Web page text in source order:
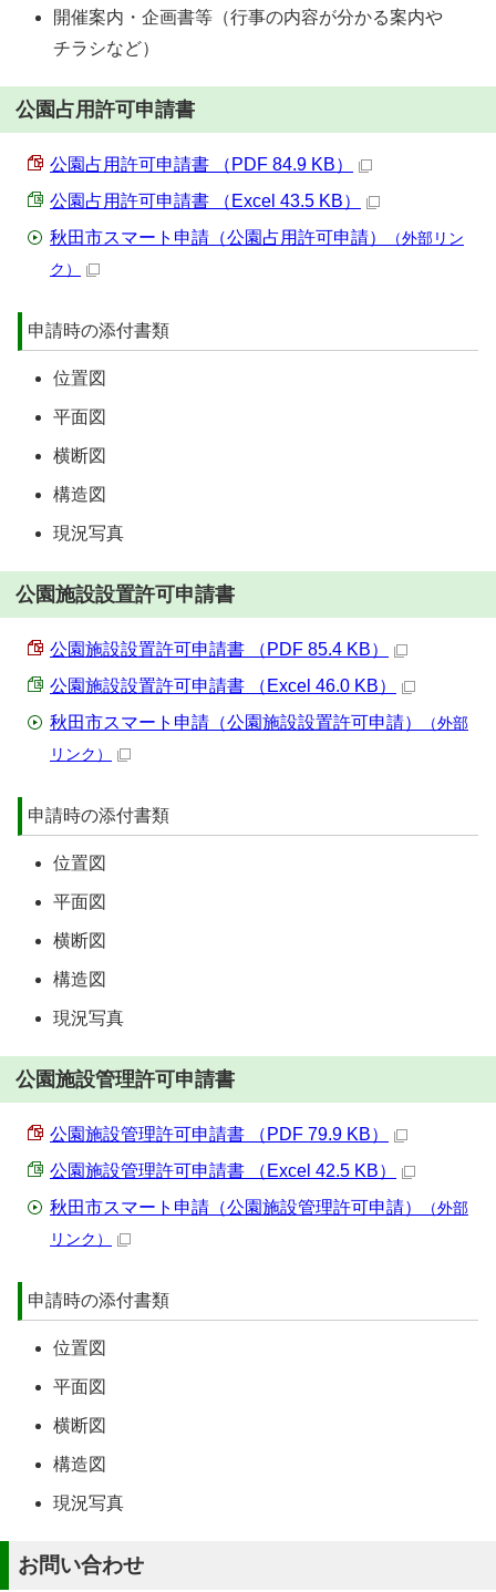
開催案内・企画書等（行事の内容が分かる案内や
チラシなど）
公園占用許可申請書
公園占用許可申請書 （PDF 84.9 KB）
公園占用許可申請書 （Excel 43.5 KB）
秋田市スマート申請（公園占用許可申請）
（外部リン
ク）
申請時の添付書類
位置図
平面図
横断図
構造図
現況写真
公園施設設置許可申請書
公園施設設置許可申請書 （PDF 85.4 KB）
公園施設設置許可申請書 （Excel 46.0 KB）
秋田市スマート申請（公園施設設置許可申請）
（外部
リンク）
申請時の添付書類
位置図
平面図
横断図
構造図
現況写真
公園施設管理許可申請書
公園施設管理許可申請書 （PDF 79.9 KB）
公園施設管理許可申請書 （Excel 42.5 KB）
秋田市スマート申請（公園施設管理許可申請）
（外部
リンク）
申請時の添付書類
位置図
平面図
横断図
構造図
現況写真
お問い合わせ